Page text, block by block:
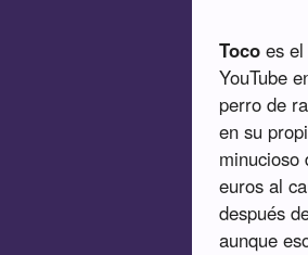
Toco es
YouTube
perro de
en su
euros al
después
aunque